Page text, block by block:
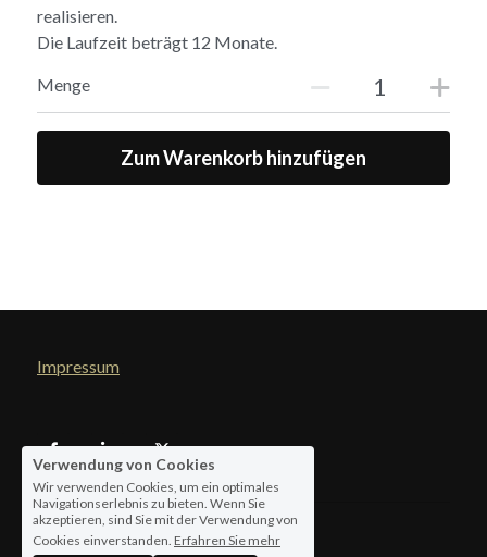
realisieren.
Die Laufzeit beträgt 12 Monate.
Menge
Zum Warenkorb hinzufügen
Impressum
© 2026
Verwendung von Cookies
Wir verwenden Cookies, um ein optimales
Navigationserlebnis zu bieten. Wenn Sie
akzeptieren, sind Sie mit der Verwendung von
Cookies einverstanden. Erfahren Sie mehr